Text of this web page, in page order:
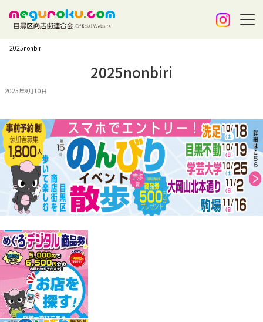
2025nonbiri
2025nonbiri
2025年9月10日